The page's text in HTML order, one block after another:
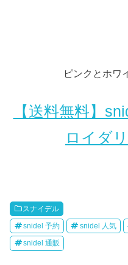
ピンクとホワ
【送料無料】
ロイダ
スナイデル
snidel 予約 snidel 人気
snidel 通販